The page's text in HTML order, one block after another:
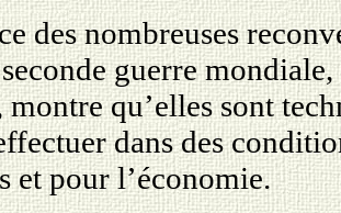
des nombreuses
guerre
qu’elles sont
dans des
et pour l’économie.